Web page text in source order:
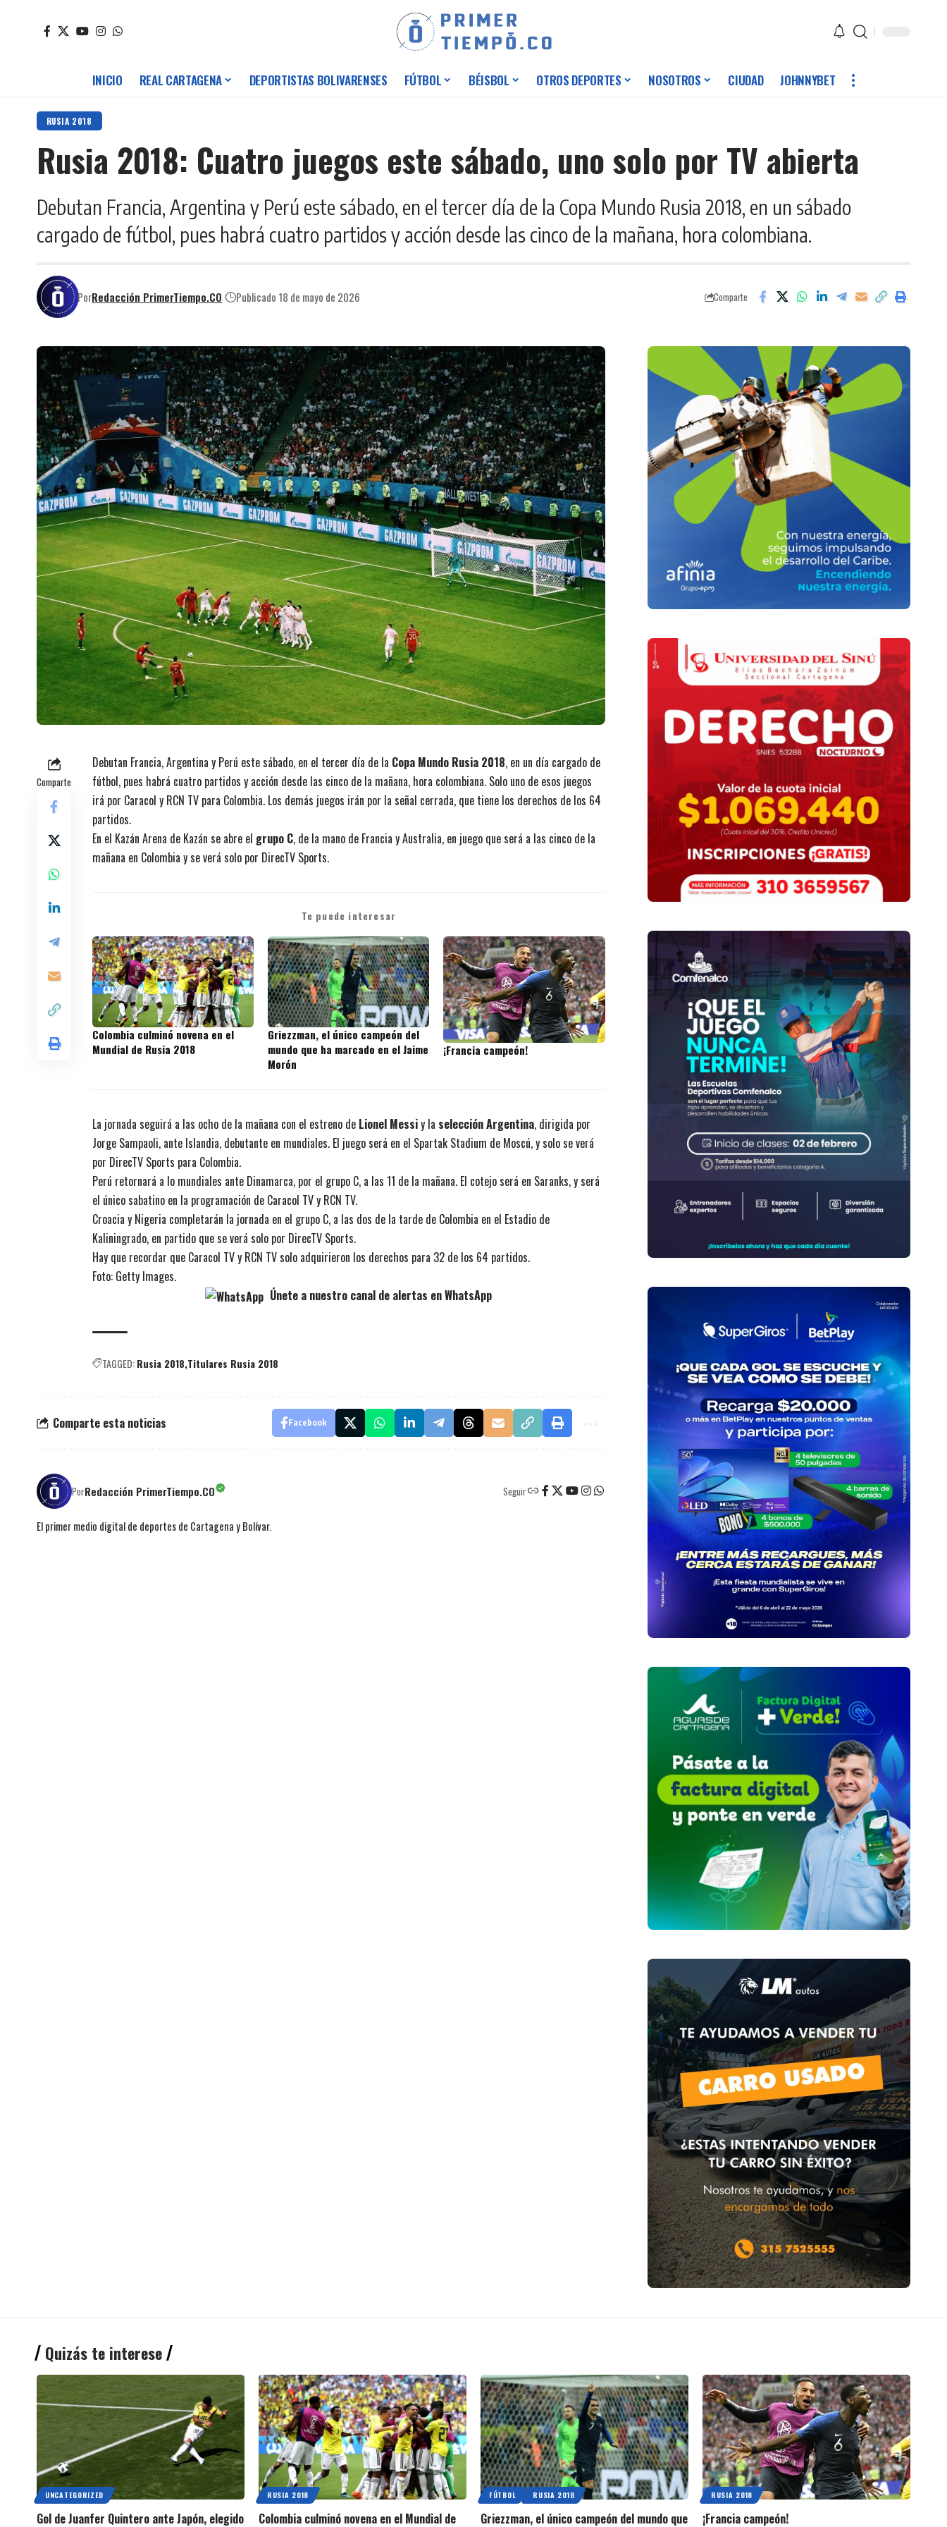
INICIO REAL CARTAGENA DEPORTISTAS BOLIVARENSES FÚTBOL BÉISBOL OTROS DEPORTES NOSOTROS CIUDAD JOHNNYBET
RUSIA 2018
Rusia 2018: Cuatro juegos este sábado, uno solo por TV abierta
Debutan Francia, Argentina y Perú este sábado, en el tercer día de la Copa Mundo Rusia 2018, en un sábado
cargado de fútbol, pues habrá cuatro partidos y acción desde las cinco de la mañana, hora colombiana.
PorRedacción PrimerTiempo.CO Publicado 18 de mayo de 2026 Comparte
Comparte
Debutan Francia, Argentina y Perú este sábado, en el tercer día de la Copa Mundo Rusia 2018, en un día cargado de
fútbol, pues habrá cuatro partidos y acción desde las cinco de la mañana, hora colombiana. Solo uno de esos juegos
irá por Caracol y RCN TV para Colombia. Los demás juegos irán por la señal cerrada, que tiene los derechos de los 64
partidos.
En el Kazán Arena de Kazán se abre el grupo C, de la mano de Francia y Australia, en juego que será a las cinco de la
mañana en Colombia y se verá solo por DirecTV Sports.
Te puede interesar
Colombia culminó novena en el
Mundial de Rusia 2018
Griezzman, el único campeón del
mundo que ha marcado en el Jaime
Morón
¡Francia campeón!
La jornada seguirá a las ocho de la mañana con el estreno de Lionel Messiy la selección Argentina, dirigida por
Jorge Sampaoli, ante Islandia, debutante en mundiales. El juego será en el Spartak Stadium de Moscú, y solo se verá
por DirecTV Sports para Colombia.
Perú retornará a lo mundiales ante Dinamarca, por el grupo C, a las 11 de la mañana. El cotejo será en Saranks, y será
el único sabatino en la programación de Caracol TV y RCN TV.
Croacia y Nigeria completarán la jornada en el grupo C, a las dos de la tarde de Colombia en el Estadio de
Kaliningrado, en partido que se verá solo por DirecTV Sports.
Hay que recordar que Caracol TV y RCN TV solo adquirieron los derechos para 32 de los 64 partidos.
Foto: Getty Images.
Únete a nuestro canal de alertas en WhatsApp
TAGGED:Rusia 2018 Titulares Rusia 2018
Comparte esta noticias Facebook
PorRedacción PrimerTiempo.CO Seguir
El primer medio digital de deportes de Cartagena y Bolívar.
Quizás te interese
UNCATEGORIZED
Gol de Juanfer Quintero ante Japón, elegido
RUSIA 2018
Colombia culminó novena en el Mundial de
FÚTBOL RUSIA 2018
Griezzman, el único campeón del mundo que
RUSIA 2018
¡Francia campeón!